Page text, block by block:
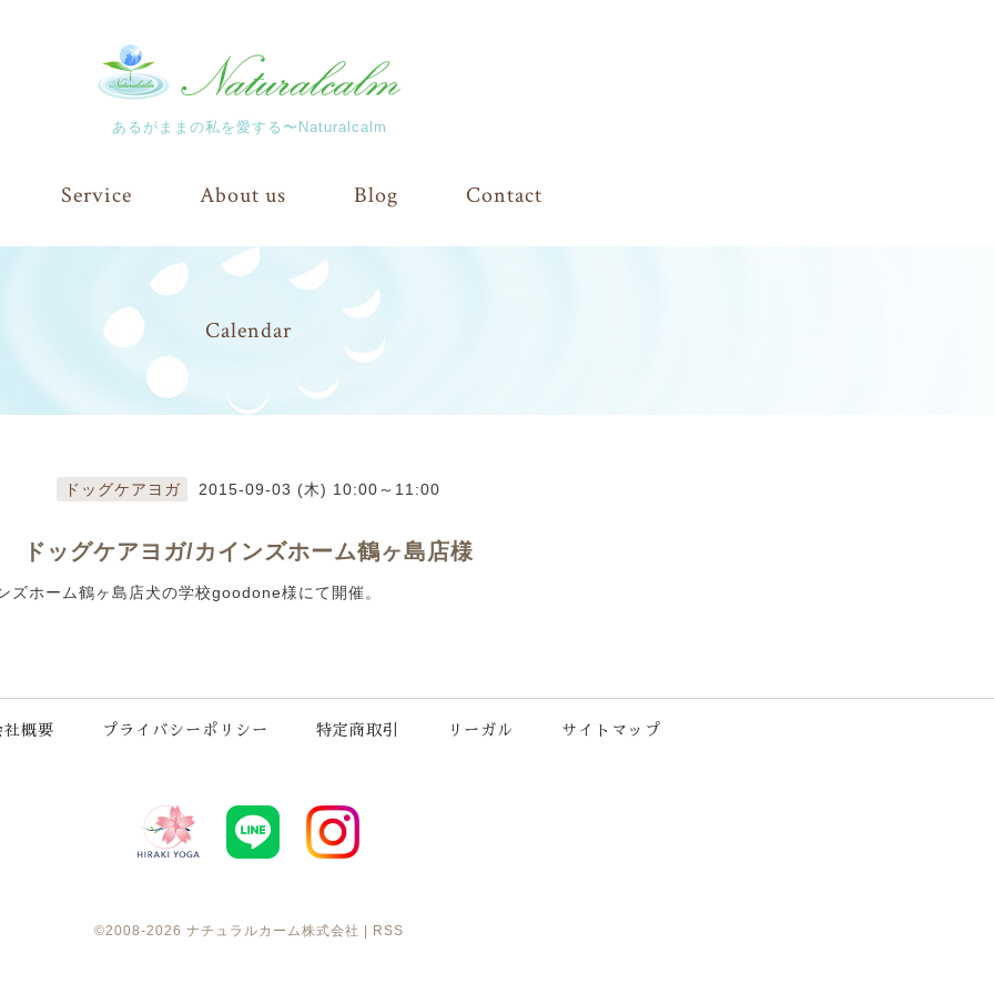
あるがままの私を愛する〜Naturalcalm
Service About us Blog Contact
Calendar
ドッグケアヨガ 2015-09-03 (木) 10:00～11:00
ドッグケアヨガ/カインズホーム鶴ヶ島店様
ホーム鶴ヶ島店犬の学校goodone様にて開催。
社概要 プライバシーポリシー 特定商取引 リーガル サイトマップ
©2008-2026 ナチュラルカーム株式会社 | RSS